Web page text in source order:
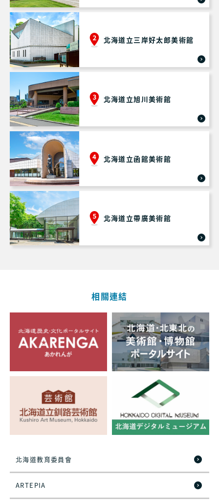
北海道立三岸好太郎美術館
北海道立旭川美術館
北海道立函館美術館
北海道立帶廣美術館
相關連結
北海道教育委員會
ARTEPIA